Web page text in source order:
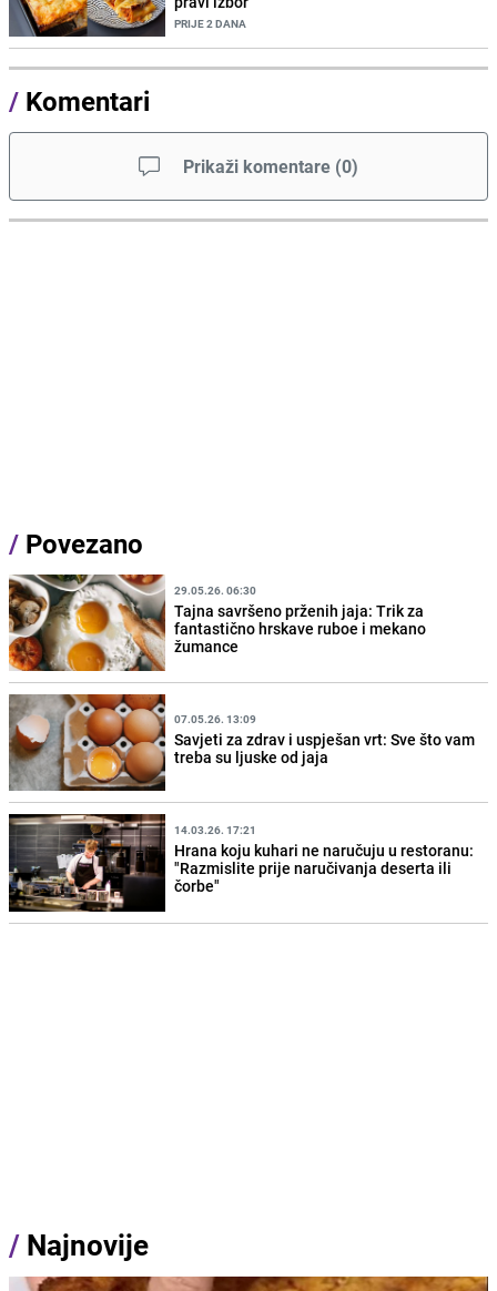
PRIJE 2 DANA
/ Komentari
Prikaži komentare (0)
/ Povezano
29.05.26. 06:30
Tajna savršeno prženih jaja: Trik za
fantastično hrskave ruboe i mekano
žumance
07.05.26. 13:09
Savjeti za zdrav i uspješan vrt: Sve što vam
treba su ljuske od jaja
14.03.26. 17:21
Hrana koju kuhari ne naručuju u restoranu:
"Razmislite prije naručivanja deserta ili
čorbe"
/ Najnovije